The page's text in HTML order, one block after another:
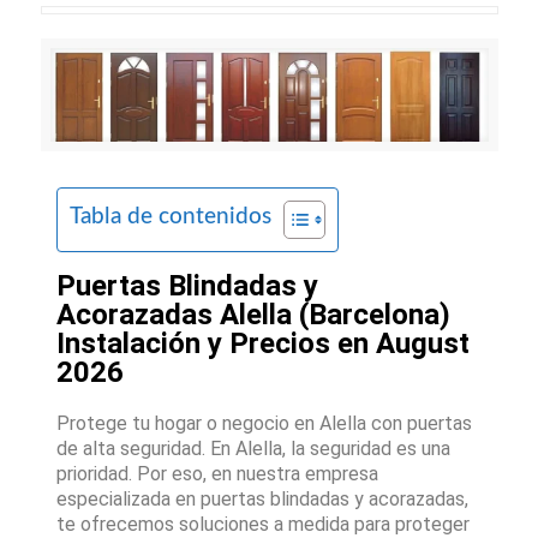
Tabla de contenidos
Puertas Blindadas y
Acorazadas Alella (Barcelona)
Instalación y Precios en August
2026
Protege tu hogar o negocio en Alella con puertas
de alta seguridad. En Alella, la seguridad es una
prioridad. Por eso, en nuestra empresa
especializada en puertas blindadas y acorazadas,
te ofrecemos soluciones a medida para proteger